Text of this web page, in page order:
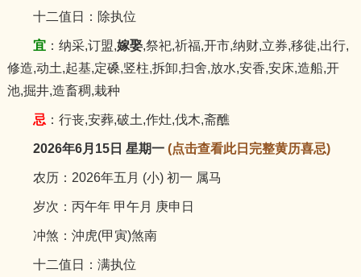
十二值日：除执位
宜：纳采,订盟,嫁娶,祭祀,祈福,开市,纳财,立券,移徙,出行,
修造,动土,起基,定磉,竖柱,拆卸,扫舍,放水,安香,安床,造船,开
池,掘井,造畜稠,栽种
忌 ：行丧,安葬,破土,作灶,伐木,斋醮
2026年6月15日 星期一 (点击查看此日完整黄历喜忌)
农历：2026年五月 (小) 初一 属马
岁次：丙午年 甲午月 庚申日
冲煞：沖虎(甲寅)煞南
十二值日：满执位